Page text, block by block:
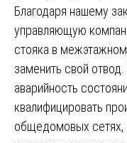
Благодаря нашему
управляющую
стояка в
заменить свой
аварийность
квалифицировать
общедомовых сетях,